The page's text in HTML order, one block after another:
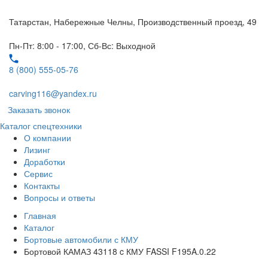
Татарстан, Набережные Челны, Производственный проезд, 49
Пн-Пт: 8:00 - 17:00, Сб-Вс: Выходной
8 (800) 555-05-76
carving116@yandex.ru
Заказать звонок
Каталог спецтехники
О компании
Лизинг
Доработки
Сервис
Контакты
Вопросы и ответы
Главная
Каталог
Бортовые автомобили с КМУ
Бортовой КАМАЗ 43118 c КМУ FASSI F195A.0.22